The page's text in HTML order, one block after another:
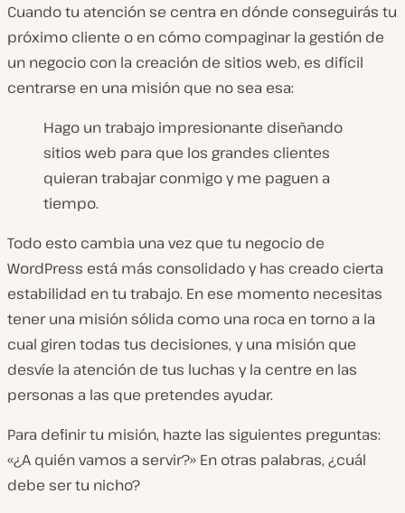
Cuando tu atención se centra en dónde conseguirás tu
próximo cliente o en cómo compaginar la gestión de
un negocio con la creación de sitios web, es difícil
centrarse en una misión que no sea esa:
Hago un trabajo impresionante diseñando
sitios web para que los grandes clientes
quieran trabajar conmigo y me paguen a
tiempo.
Todo esto cambia una vez que tu negocio de
WordPress está más consolidado y has creado cierta
estabilidad en tu trabajo. En ese momento necesitas
tener una misión sólida como una roca en torno a la
cual giren todas tus decisiones, y una misión que
desvíe la atención de tus luchas y la centre en las
personas a las que pretendes ayudar.
Para definir tu misión, hazte las siguientes preguntas:
«¿A quién vamos a servir?» En otras palabras, ¿cuál
debe ser tu nicho?